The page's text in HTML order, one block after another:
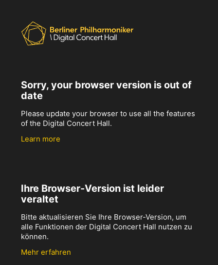
Sorry, your browser version is out of
date
Please update your browser to use all the features
of the Digital Concert Hall.
Learn more
Ihre Browser-Version ist leider
veraltet
Bitte aktualisieren Sie Ihre Browser-Version, um
alle Funktionen der Digital Concert Hall nutzen zu
können.
Mehr erfahren